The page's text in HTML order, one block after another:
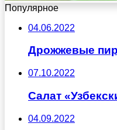
Популярное
04.06.2022
Дрожжевые
07.10.2022
Салат
04.09.2022